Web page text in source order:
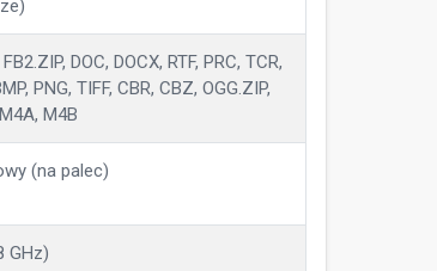
DOC, DOCX, RTF, PRC, TCR,
PNG, TIFF, CBR, CBZ, OGG.ZIP,
M4B
(na palec)
GHz)